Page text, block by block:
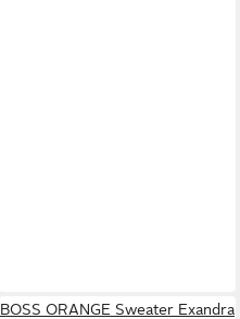
BOSS ORANGE Sweater Exandra